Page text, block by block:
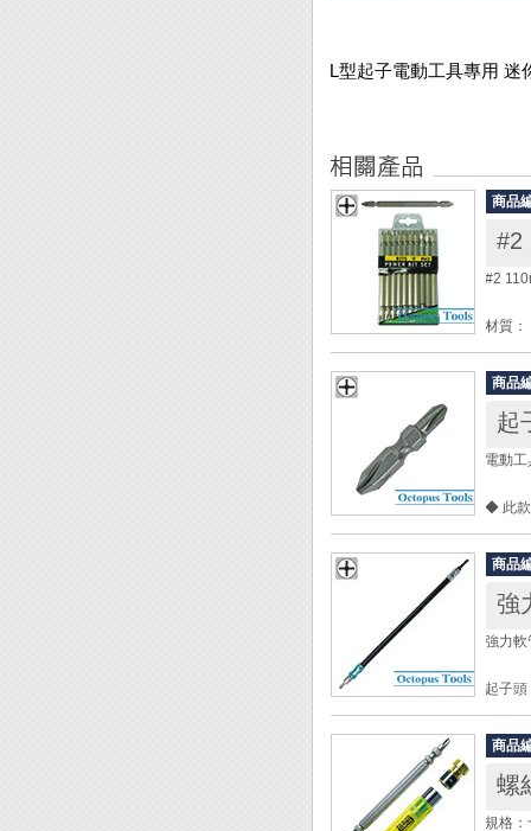
L型起子電動工具專用 迷
商品
#2
#2
材質
規格：
軸徑
全長
包裝
◆ 電
商品
起
電動
◆ 此款
◆ 狹
◆ 要求
商品
強
強力
起子
起子
軟管
軸徑
重量
商品
螺
規格